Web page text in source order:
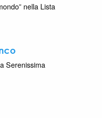
nella Lista
Serenissima